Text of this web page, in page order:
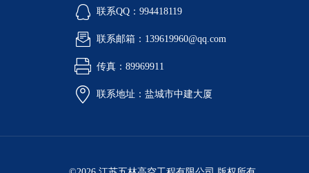
联系QQ：994418119
联系邮箱：139619960@qq.com
传真：89969911
联系地址：盐城市中建大厦